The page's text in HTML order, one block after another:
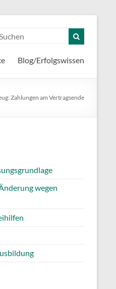
Blog/Erfolgswissen
Zahlungen am Vertragsende
wegen